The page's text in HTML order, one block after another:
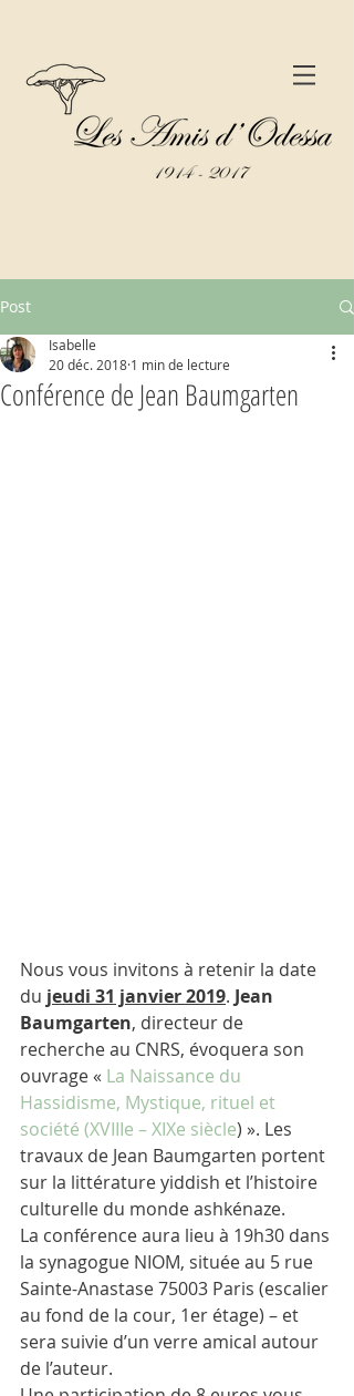
Post
Conférence de Jean Baumgarten
Isabelle
20 déc. 2018 1 min de lecture
Nous vous invitons à retenir la date
du jeudi 31 janvier 2019. Jean
Baumgarten, directeur de
recherche au CNRS, évoquera son
ouvrage « La Naissance du
Hassidisme, Mystique, rituel et
société (XVIIIe – XIXe siècle) ». Les
travaux de Jean Baumgarten portent
sur la littérature yiddish et l’histoire
culturelle du monde ashkénaze.
La conférence aura lieu à 19h30 dans
la synagogue NIOM, située au 5 rue
Sainte-Anastase 75003 Paris (escalier
au fond de la cour, 1er étage) – et
sera suivie d’un verre amical autour
de l’auteur.